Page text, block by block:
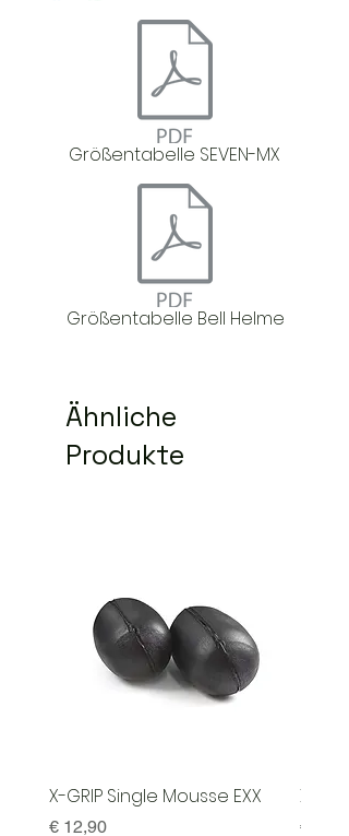
Größentabelle SEVEN-MX
Größentabelle Bell Helme
Ähnliche
Produkte
X-GRIP Single Mousse EXX
Preis
€ 12,90
X-
Preis
€